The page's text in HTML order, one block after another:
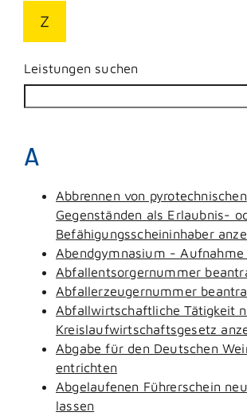
Z
Leistungen suchen
A
Abbrennen von pyrotechnischen
Gegenständen als Erlaubnis-
Befähigungsscheininhaber
Abendgymnasium - Aufnahme
Abfallentsorgernummer
Abfallerzeugernummer
Abfallwirtschaftliche Tätigkeit
Kreislaufwirtschaftsgesetz
Abgabe für den Deutschen
entrichten
Abgelaufenen Führerschein
lassen